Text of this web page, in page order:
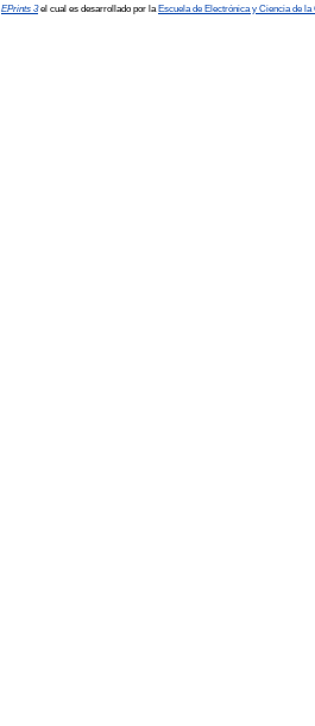
EPrints 3el cual es desarrollado por la Escuela de Electrónica y Ciencia de la